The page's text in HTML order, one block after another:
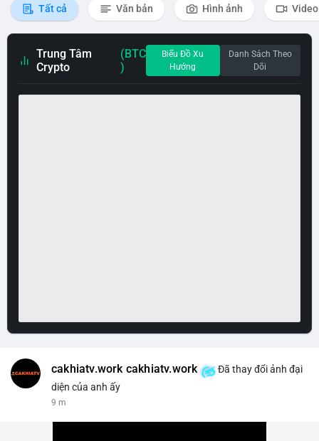
Tất cả Văn bản Hình ảnh Video
Trung Tâm
Crypto
(BTC
)
Biểu Đồ Xu
Hướng
Danh Sách Theo
Dõi
cakhiatv.work cakhiatv.work
Đã thay đổi ảnh đại
diện của anh ấy
9 m